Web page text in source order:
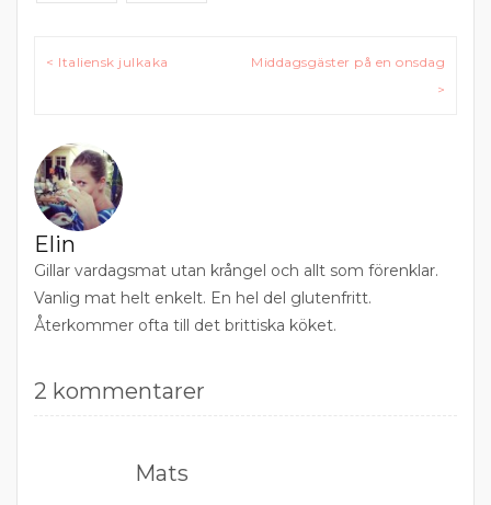
Inläggsnavigering
< Italiensk julkaka
Middagsgäster på en onsdag
>
Elin
Gillar vardagsmat utan krångel och allt som förenklar.
Vanlig mat helt enkelt. En hel del glutenfritt.
Återkommer ofta till det brittiska köket.
2 kommentarer
Mats